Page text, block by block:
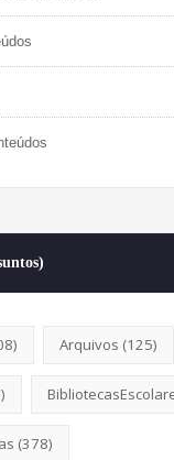
Arquivos (125)
(378)